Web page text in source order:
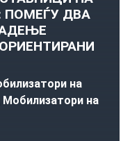
ПОМЕЃУ ДВА
на
Мобилизатори на